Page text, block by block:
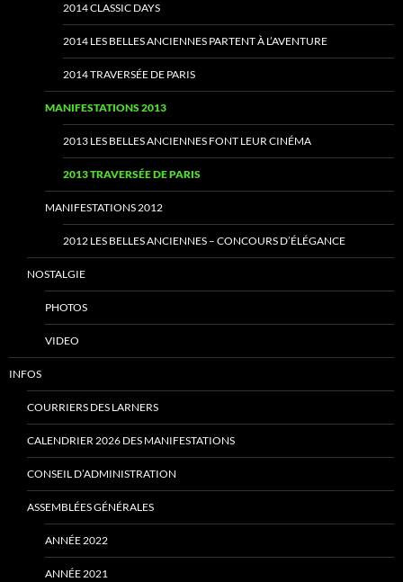
2014 CLASSIC DAYS
2014 LES BELLES ANCIENNES PARTENT À L’AVENTURE
2014 TRAVERSÉE DE PARIS
MANIFESTATIONS 2013
2013 LES BELLES ANCIENNES FONT LEUR CINÉMA
2013 TRAVERSÉE DE PARIS
MANIFESTATIONS 2012
2012 LES BELLES ANCIENNES – CONCOURS D’ÉLÉGANCE
NOSTALGIE
PHOTOS
VIDEO
INFOS
COURRIERS DES LARNERS
CALENDRIER 2026 DES MANIFESTATIONS
CONSEIL D’ADMINISTRATION
ASSEMBLÉES GÉNÉRALES
ANNÉE 2022
ANNÉE 2021